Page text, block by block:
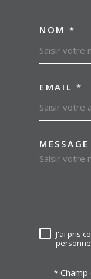
NOM *
EMAIL *
J'ai pris
*